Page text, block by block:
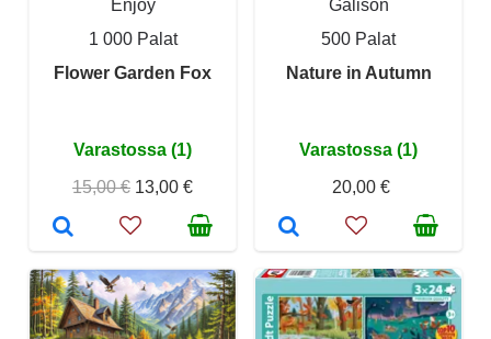
Enjoy
1 000 Palat
Flower Garden Fox
Varastossa (1)
15,00 € 13,00 €
Galison
500 Palat
Nature in Autumn
Varastossa (1)
20,00 €